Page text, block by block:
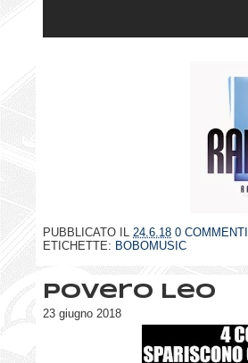
PUBBLICATO IL 24.6.18 0 COMMENTI
ETICHETTE: BOBOMUSIC
Povero Leo
23 giugno 2018